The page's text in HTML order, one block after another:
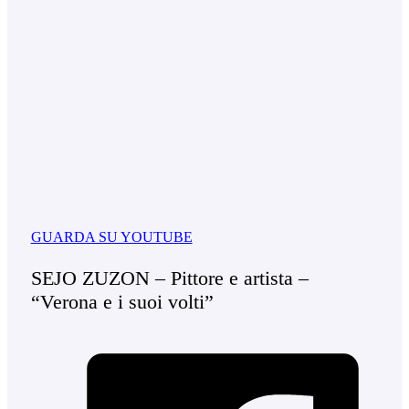
GUARDA SU YOUTUBE
SEJO ZUZON – Pittore e artista –
“Verona e i suoi volti”